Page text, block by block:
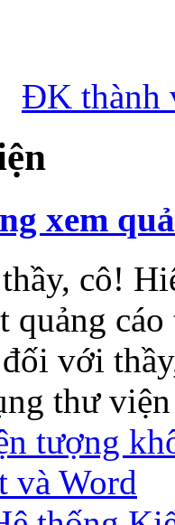
Lệ
ĐK thành
xem